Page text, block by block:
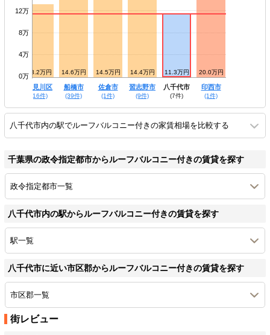
12万
8万
4万
0万
13.2万円 14.6万円 14.5万円 14.4万円 11.3万円 20.0万円
花見川区
(16件)
船橋市
(39件)
佐倉市
(1件)
習志野市
(9件)
八千代市
(7件)
印西市
(1件)
八千代市内の駅でルーフバルコニー付きの家賃相場を比較する
千葉県の政令指定都市からルーフバルコニー付きの賃貸を探す
政令指定都市一覧
八千代市内の駅からルーフバルコニー付きの賃貸を探す
駅一覧
八千代市に近い市区郡からルーフバルコニー付きの賃貸を探す
市区郡一覧
街レビュー